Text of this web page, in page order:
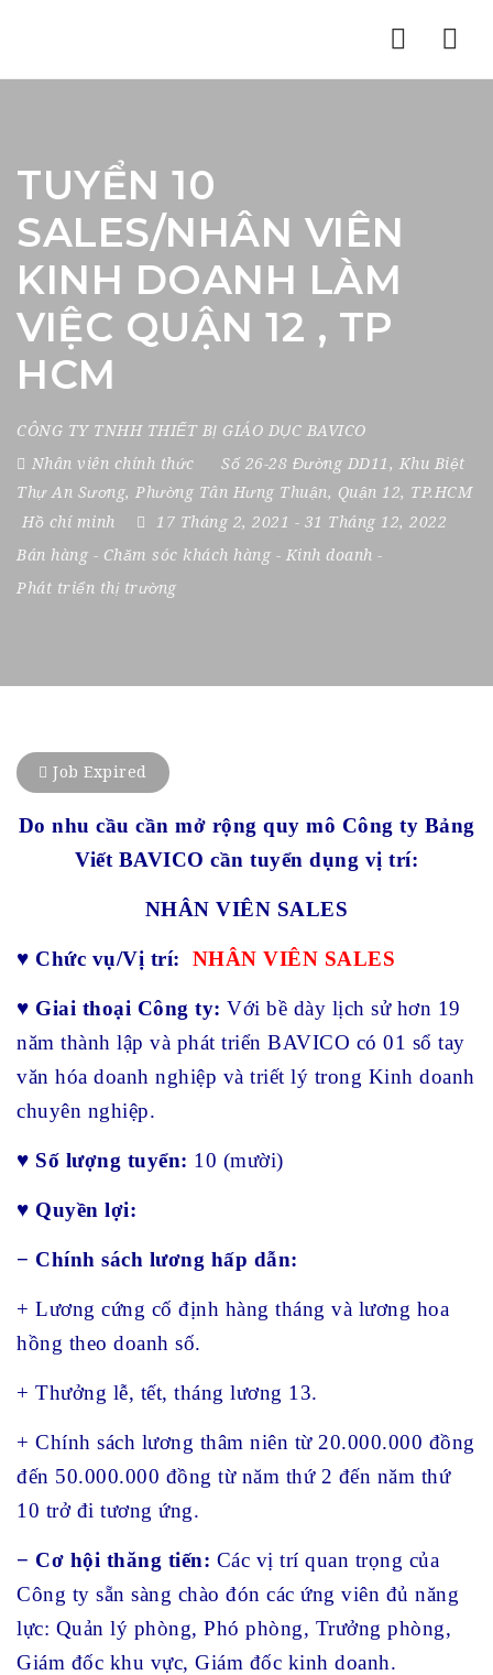
TUYỂN 10
SALES/NHÂN VIÊN
KINH DOANH LÀM
VIỆC QUẬN 12 , TP
HCM
CÔNG TY TNHH THIẾT BỊ GIÁO DỤC BAVICO
Nhân viên chính thức
Số 26-28 Đường DD11, Khu Biệt
Thự An Sương, Phường Tân Hưng Thuận, Quận 12, TP.HCM
Hồ chí minh
17 Tháng 2, 2021 - 31 Tháng 12, 2022
Bán hàng - Chăm sóc khách hàng - Kinh doanh -
Phát triển thị trường
Job Expired
Do nhu cầu cần mở rộng quy mô Công ty Bảng
Viết BAVICO cần tuyển dụng vị trí:
NHÂN VIÊN SALES
♥ Chức vụ/Vị trí: NHÂN VIÊN SALES
♥ Giai thoại Công ty: Với bề dày lịch sử hơn 19
năm thành lập và phát triển BAVICO có 01 sổ tay
văn hóa doanh nghiệp và triết lý trong Kinh doanh
chuyên nghiệp.
♥ Số lượng tuyển: 10 (mười)
♥ Quyền lợi:
− Chính sách lương hấp dẫn:
+ Lương cứng cố định hàng tháng và lương hoa
hồng theo doanh số.
+ Thưởng lễ, tết, tháng lương 13.
+ Chính sách lương thâm niên từ 20.000.000 đồng
đến 50.000.000 đồng từ năm thứ 2 đến năm thứ
10 trở đi tương ứng.
− Cơ hội thăng tiến: Các vị trí quan trọng của
Công ty sẵn sàng chào đón các ứng viên đủ năng
lực: Quản lý phòng, Phó phòng, Trưởng phòng,
Giám đốc khu vực, Giám đốc kinh doanh.